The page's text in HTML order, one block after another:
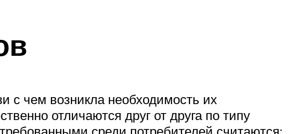
с чем возникла необходимость их
отличаются друг от друга по типу